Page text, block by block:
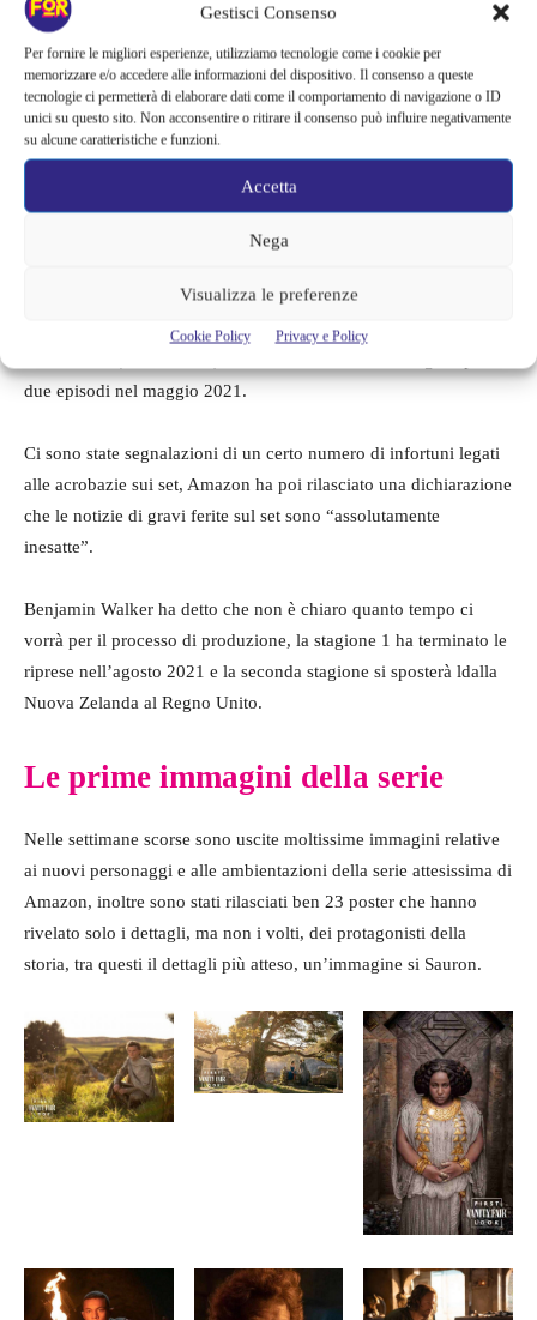
Gestisci Consenso
Per fornire le migliori esperienze, utilizziamo tecnologie come i cookie per
memorizzare e/o accedere alle informazioni del dispositivo. Il consenso a queste
tecnologie ci permetterà di elaborare dati come il comportamento di navigazione o ID
unici su questo sito. Non acconsentire o ritirare il consenso può influire negativamente
su alcune caratteristiche e funzioni.
Accetta
Nega
Visualizza le preferenze
Cookie Policy Privacy e Policy
febbraio 2020 in Nuova Zelanda, la produzione è stata messa in
attesa a metà marzo a causa della pandemia di COVID-19. Alla
fine lo show ha avuto il via libera per ricominciare le riprese, ma
è tornato in una pausa di produzione, in fine i lavori sono ripresi
nel settembre 2020.
J.A. Bayona (Jurassic World – Il regno distrutto), che è il regista
dei primi due episodi dello show, ha confermato di aver
Che Yip (Doctor Who, Doom Patrol) ha confermato di aver
diretto quattro episodi nel marzo 2021. Anche Charlotte
due episodi nel maggio 2021.
Ci sono state segnalazioni di un certo numero di infortuni legati
alle acrobazie sui set, Amazon ha poi rilasciato una dichiarazione
che le notizie di gravi ferite sul set sono “assolutamente
inesatte”.
Benjamin Walker ha detto che non è chiaro quanto tempo ci
vorrà per il processo di produzione, la stagione 1 ha terminato le
riprese nell’agosto 2021 e la seconda stagione si sposterà ldalla
Nuova Zelanda al Regno Unito.
Le prime immagini della serie
Nelle settimane scorse sono uscite moltissime immagini relative
ai nuovi personaggi e alle ambientazioni della serie attesissima di
Amazon, inoltre sono stati rilasciati ben 23 poster che hanno
rivelato solo i dettagli, ma non i volti, dei protagonisti della
storia, tra questi il dettagli più atteso, un’immagine si Sauron.